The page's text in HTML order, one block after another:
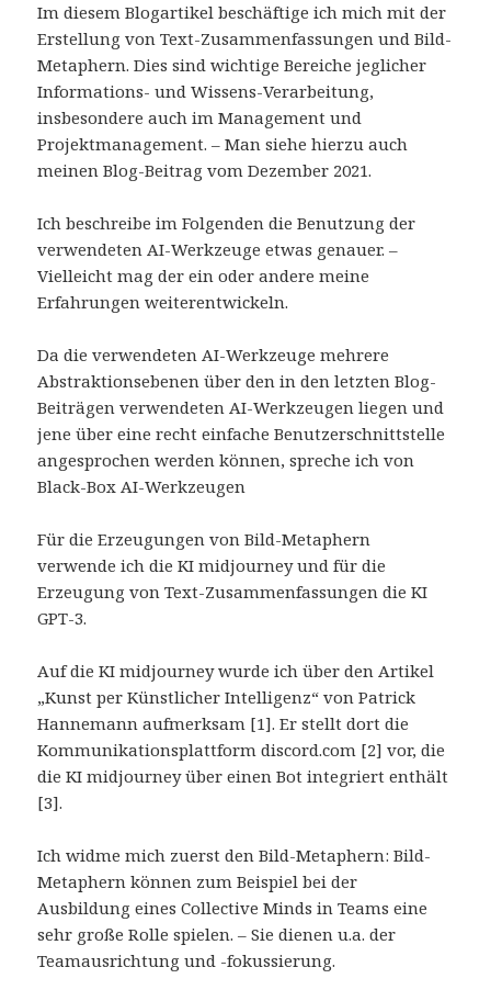
Im diesem Blogartikel beschäftige ich mich mit der
Erstellung von Text-Zusammenfassungen und Bild-
Metaphern. Dies sind wichtige Bereiche jeglicher
Informations- und Wissens-Verarbeitung,
insbesondere auch im Management und
Projektmanagement. – Man siehe hierzu auch
meinen Blog-Beitrag vom Dezember 2021.
Ich beschreibe im Folgenden die Benutzung der
verwendeten AI-Werkzeuge etwas genauer. –
Vielleicht mag der ein oder andere meine
Erfahrungen weiterentwickeln.
Da die verwendeten AI-Werkzeuge mehrere
Abstraktionsebenen über den in den letzten Blog-
Beiträgen verwendeten AI-Werkzeugen liegen und
jene über eine recht einfache Benutzerschnittstelle
angesprochen werden können, spreche ich von
Black-Box AI-Werkzeugen
Für die Erzeugungen von Bild-Metaphern
verwende ich die KI midjourney und für die
Erzeugung von Text-Zusammenfassungen die KI
GPT-3.
Auf die KI midjourney wurde ich über den Artikel
„Kunst per Künstlicher Intelligenz“ von Patrick
Hannemann aufmerksam [1]. Er stellt dort die
Kommunikationsplattform discord.com [2] vor, die
die KI midjourney über einen Bot integriert enthält
[3].
Ich widme mich zuerst den Bild-Metaphern: Bild-
Metaphern können zum Beispiel bei der
Ausbildung eines Collective Minds in Teams eine
sehr große Rolle spielen. – Sie dienen u.a. der
Teamausrichtung und -fokussierung.